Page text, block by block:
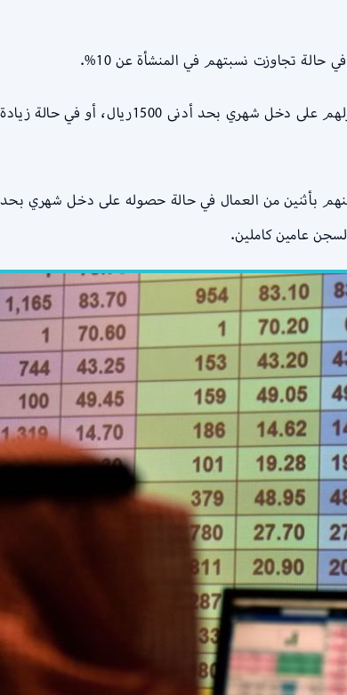
تجاوزت نسبتهم في المنشأة عن 10%.